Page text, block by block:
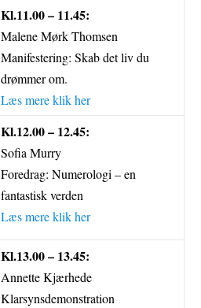
Kl.11.00 – 11.45:
Malene Mørk Thomsen
Manifestering: Skab det liv du
drømmer om.
Læs mere klik her
Kl.12.00 – 12.45:
Sofia Murry
Foredrag: Numerologi – en
fantastisk verden
Læs mere klik her
Kl.13.00 – 13.45:
Annette Kjærhede
Klarsynsdemonstration